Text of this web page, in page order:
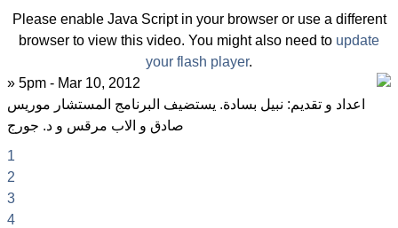
Please enable Java Script in your browser or use a different
browser to view this video. You might also need to update
your flash player.
» 5pm - Mar 10, 2012
اعداد و تقديم: نبيل بسادة. يستضيف البرنامج المستشار موريس
صادق و الاب مرقس و د. جورج
1
2
3
4